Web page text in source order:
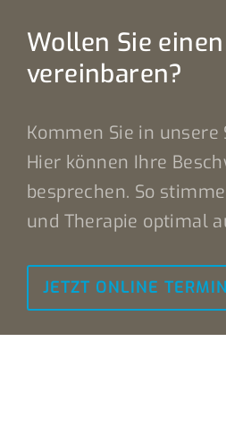
Wollen Sie
vereinbaren?
Kommen Sie in unsere
Hier können Ihre
besprechen. So
und Therapie optimal
JETZT ONLINE